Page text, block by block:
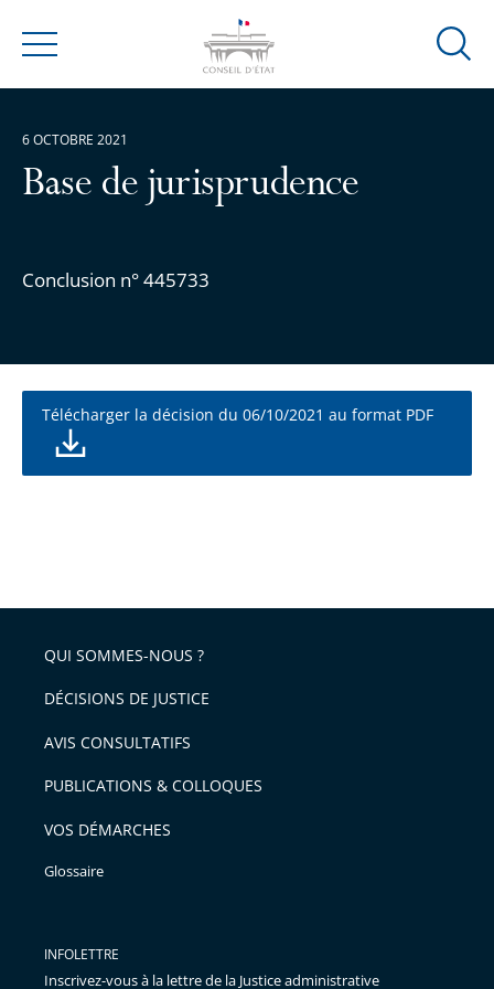
Menu
Ouvrir
Base de jurisprudence
Conclusion n° 445733
6 OCTOBRE 2021
Télécharger la décision du 06/10/2021 au format PDF
QUI SOMMES-NOUS ?
DÉCISIONS DE JUSTICE
AVIS CONSULTATIFS
PUBLICATIONS & COLLOQUES
VOS DÉMARCHES
Glossaire
INFOLETTRE
Inscrivez-vous à la lettre de la Justice administrative